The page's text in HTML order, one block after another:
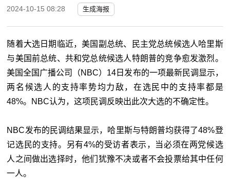
2024-10-15 08:28 生成海报
随着大选日期临近，美国副总统、民主党总统候选人哈里斯
与美国前总统、共和党总统候选人特朗普的竞争愈发激烈。
美国全国广播公司（NBC）14日发布的一项最新民调显示，
两名候选人的支持率势均力敌，在选民中的支持率都是
48%。NBC认为，这项民调反映出此次大选的不确定性。
NBC发布的民调结果显示，哈里斯与特朗普均获得了48%登
记选民的支持。另有4%的受访者表示，当必须在两党候选
人之间做出选择时，他们犹豫不决或者不会投票给其中任何
一人。